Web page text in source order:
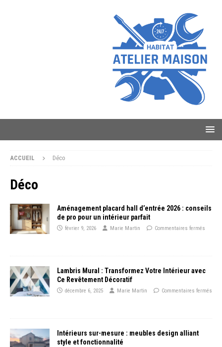
ACCUEIL Déco
Déco
Aménagement placard hall d’entrée 2026 : conseils
de pro pour un intérieur parfait
février 9, 2026 Marie Martin Commentaires fermés
Lambris Mural : Transformez Votre Intérieur avec
Ce Revêtement Décoratif
décembre 6, 2025 Marie Martin Commentaires fermés
Intérieurs sur-mesure : meubles design alliant
style et fonctionnalité